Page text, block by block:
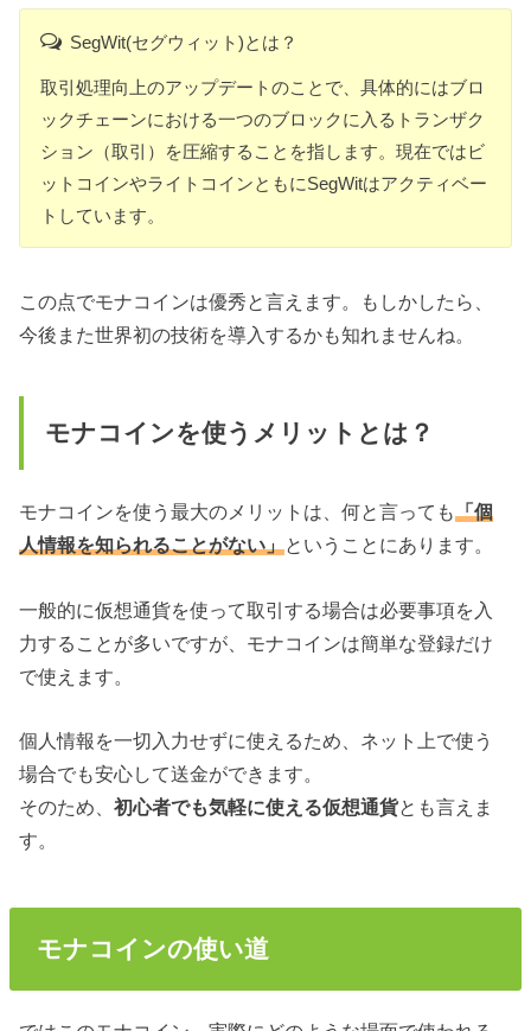
SegWit(セグウィット)とは？
取引処理向上のアップデートのことで、具体的にはブロ
ックチェーンにおける一つのブロックに入るトランザク
ション（取引）を圧縮することを指します。現在ではビ
ットコインやライトコインともにSegWitはアクティベー
トしています。
この点でモナコインは優秀と言えます。もしかしたら、
今後また世界初の技術を導入するかも知れませんね。
モナコインを使うメリットとは？
モナコインを使う最大のメリットは、何と言っても「個
人情報を知られることがない」ということにあります。
一般的に仮想通貨を使って取引する場合は必要事項を入
力することが多いですが、モナコインは簡単な登録だけ
で使えます。
個人情報を一切入力せずに使えるため、ネット上で使う
場合でも安心して送金ができます。
そのため、初心者でも気軽に使える仮想通貨とも言えま
す。
モナコインの使い道